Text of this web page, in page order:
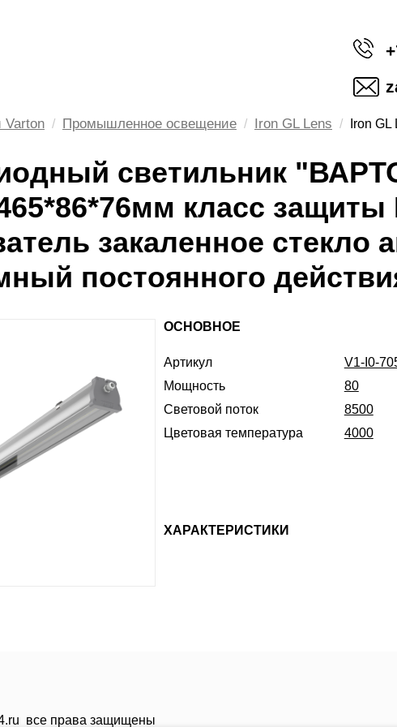
Varton Промышленное освещение Iron GL Lens Iron
светильник
класс защиты
закаленное стекло
постоянного
ОСНОВНОЕ
Артикул
V1-I0-
Мощность
80
Световой поток
8500
Цветовая температура
4000
ХАРАКТЕРИСТИКИ
все права защищены